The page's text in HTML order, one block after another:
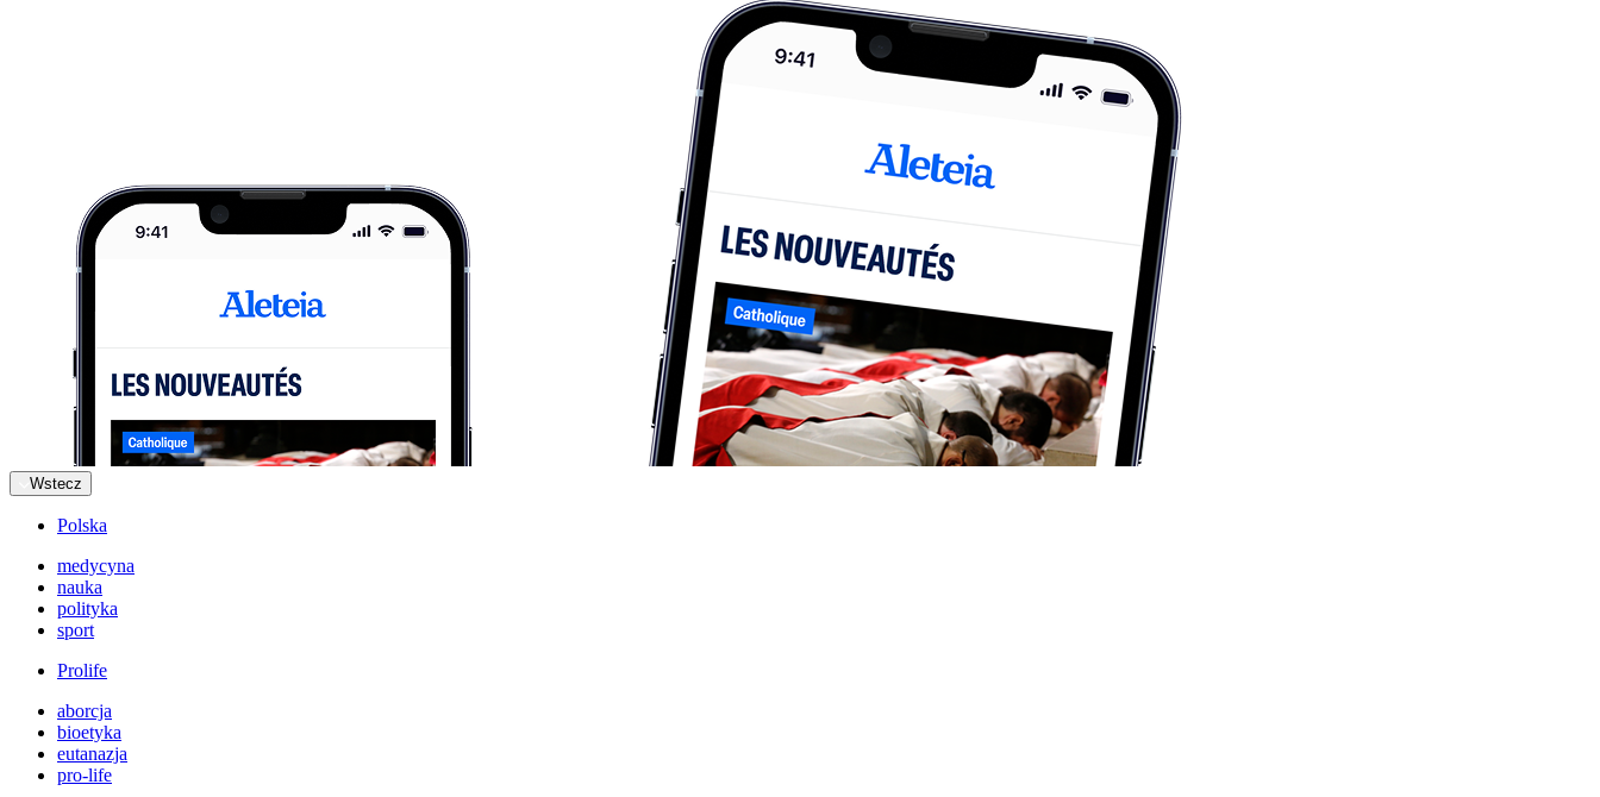
Wstecz
Polska
medycyna
nauka
polityka
sport
Prolife
aborcja
bioetyka
eutanazja
pro-life